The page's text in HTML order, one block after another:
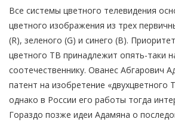
Все системы цветного телевидения
цветного изображения из трех
(R), зеленого (G) и синего (B).
цветного ТВ принадлежит опять-таки
соотечественнику. Ованес Абгарович
патент на изобретение «двухцветного
однако в России его работы тогда
Гораздо позже идеи Адамяна о